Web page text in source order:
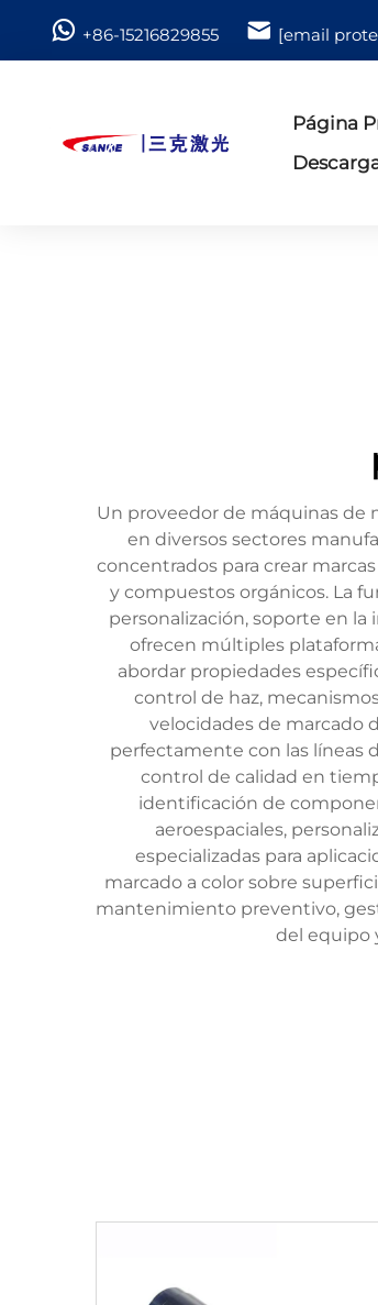
+86-15216829855 [email
Página
Un proveedor de máquinas de
en diversos sectores
concentrados para crear
y compuestos orgánicos. La
personalización, soporte en
ofrecen múltiples
abordar propiedades
control de haz,
velocidades de marcado
perfectamente con las líneas
control de calidad en
identificación de
aeroespaciales,
especializadas para
marcado a color sobre
mantenimiento preventivo,
del equipo